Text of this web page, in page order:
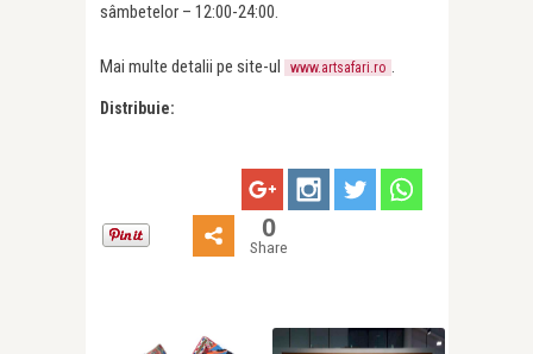
sâmbetelor – 12:00-24:00.
Mai multe detalii pe site-ul www.artsafari.ro .
Distribuie:
0
Share